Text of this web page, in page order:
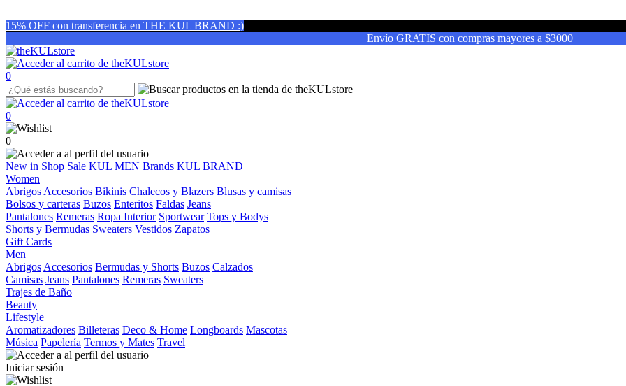
15% OFF con transferencia en THE KUL BRAND :)
Envío GRATIS con compras mayores a $3000
0
0
0
New in Shop Sale KUL MEN Brands KUL BRAND
Women
Abrigos Accesorios Bikinis Chalecos y Blazers Blusas y camisas
Bolsos y carteras Buzos Enteritos Faldas Jeans
Pantalones Remeras Ropa Interior Sportwear Tops y Bodys
Shorts y Bermudas Sweaters Vestidos Zapatos
Gift Cards
Men
Abrigos Accesorios Bermudas y Shorts Buzos Calzados
Camisas Jeans Pantalones Remeras Sweaters
Trajes de Baño
Beauty
Lifestyle
Aromatizadores Billeteras Deco & Home Longboards Mascotas
Música Papelería Termos y Mates Travel
Iniciar sesión